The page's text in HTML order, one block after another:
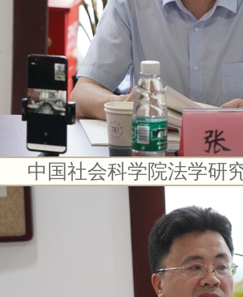
中国社会科学院法学研